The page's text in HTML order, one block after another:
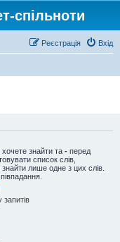
спільноти
Вхід
Реєстрація
знайти та - перед
список слів,
лише одне з цих слів.